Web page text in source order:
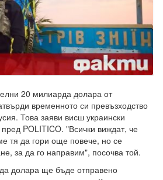
20 милиарда долара от
временното си превъзходство
Това заяви висш украински
POLITICO. "Всички виждат, че
тя да гори още повече, но се
за да го направим", посочва той.
долара ще бъде отправено